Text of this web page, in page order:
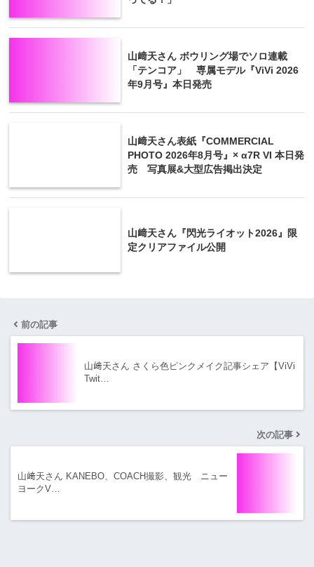
山﨑天さん ボウリング場でソロ連載
「テンコア」 専属モデル『ViVi 2026
年9月号』本日発売
山﨑天さん表紙『COMMERCIAL
PHOTO 2026年8月号』× α7R VI 本日発
売 写真展&大型広告掲出決定
山﨑天さん『閃光ライオット2026』限
定クリアファイル公開
前の記事
山﨑天さん さくら色ピンクメイク記事シェア【ViVi
Twit…
次の記事
山﨑天さん KANEBO、COACH撮影、観光 ニュー
ヨークV…